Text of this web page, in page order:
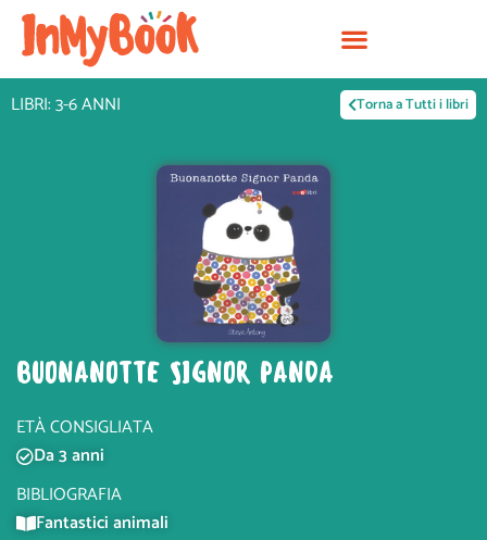
Vai
contenuto
LIBRI: 3-6 ANNI Torna a Tutti i libri
BUONANOTTE SIGNOR PANDA
ETÀ CONSIGLIATA
Da 3 anni
BIBLIOGRAFIA
Fantastici animali